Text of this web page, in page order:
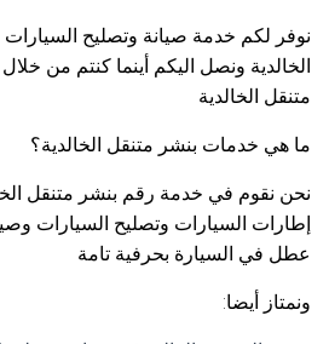
نوفر لكم خدمة صيانة وتصليح
الخالدية ونصل اليكم أينما كنتم من
متنقل الخالدية
ما هي خدمات بنشر متنقل الخالدية؟
نحن نقوم في خدمة رقم بنشر متنقل
إطارات السيارات وتصليح السيارات
عطل في السيارة بحرفية تامة
ونمتاز أيضا: